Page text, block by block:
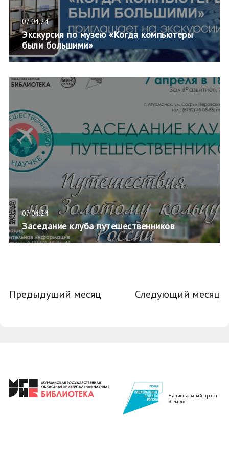
07.04.24
Экскурсия по музею «Когда компьютеры
были большими»
07.04.24
Заседание клуба путешественников
Предыдущий месяц Следующий месяц
Национальный проект
«Семья»